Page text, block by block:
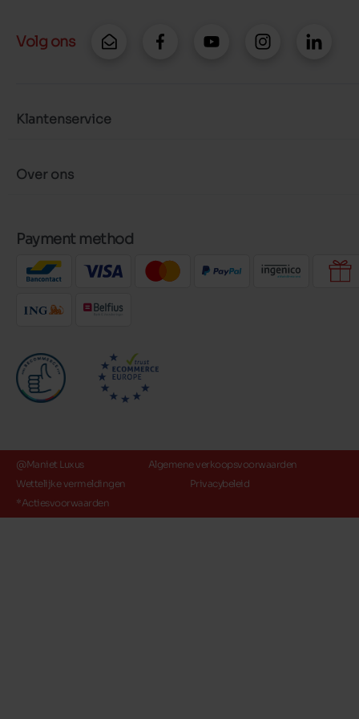
Volg ons
Klantenservice
Over ons
Payment method
@Maniet Luxus
Algemene verkoopsvoorwaarden
Wettelijke vermeldingen
Privacybeleid
*Actiesvoorwaarden